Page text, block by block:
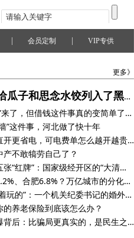
会员定制 VIP专供
更多》
美国把洽洽瓜子和思念水饺列入了黑名单，怎么回事？
贷款“明白纸”来了，但借钱这件事真的变简单了吗？
”这件事，河北做了快十年
都说空调一直开更省电，可电费单怎么越开越贵？
产不敢犒劳自己了？
一则谣言与五张“红牌”：国家级经开区的“大清算”时刻
为什么佛山0.2%、合肥6.8%？万亿城市的分化，早在五年前就已注定
“朋友之间发着玩的”：一个机关纪委书记的婚外转账说明书
的养老保险到底该怎么办？
一块磁铁卖爆背后：比骗局更真实的，是民生之困